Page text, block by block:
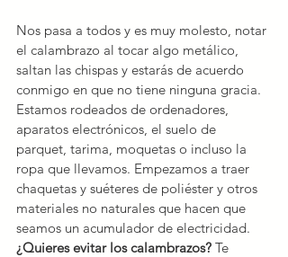
Nos pasa a todos y es muy molesto, notar
el calambrazo al tocar algo metálico,
saltan las chispas y estarás de acuerdo
conmigo en que no tiene ninguna gracia.
Estamos rodeados de ordenadores,
aparatos electrónicos, el suelo de
parquet, tarima, moquetas o incluso la
ropa que llevamos. Empezamos a traer
chaquetas y suéteres de poliéster y otros
materiales no naturales que hacen que
seamos un acumulador de electricidad.
¿Quieres evitar los calambrazos? Te